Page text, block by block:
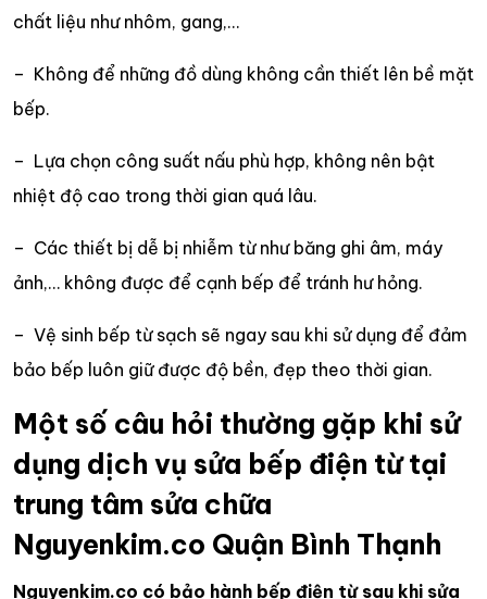
chất liệu như nhôm, gang,…
– Không để những đồ dùng không cần thiết lên bề mặt
bếp.
– Lựa chọn công suất nấu phù hợp, không nên bật
nhiệt độ cao trong thời gian quá lâu.
– Các thiết bị dễ bị nhiễm từ như băng ghi âm, máy
ảnh,… không được để cạnh bếp để tránh hư hỏng.
– Vệ sinh bếp từ sạch sẽ ngay sau khi sử dụng để đảm
bảo bếp luôn giữ được độ bền, đẹp theo thời gian.
Một số câu hỏi thường gặp khi sử
dụng dịch vụ sửa bếp điện từ tại
trung tâm sửa chữa
Nguyenkim.co Quận Bình Thạnh
Nguyenkim.co có bảo hành bếp điện từ sau khi sửa